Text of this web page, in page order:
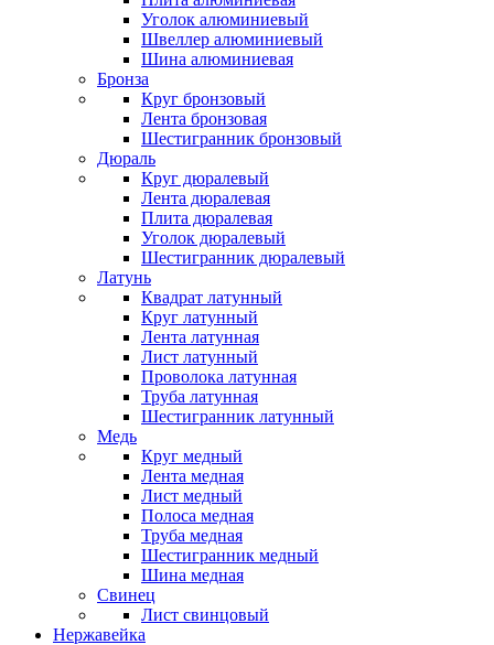
Уголок алюминиевый
Швеллер алюминиевый
Шина алюминиевая
Бронза
Круг бронзовый
Лента бронзовая
Шестигранник бронзовый
Дюраль
Круг дюралевый
Лента дюралевая
Плита дюралевая
Уголок дюралевый
Шестигранник дюралевый
Латунь
Квадрат латунный
Круг латунный
Лента латунная
Лист латунный
Проволока латунная
Труба латунная
Шестигранник латунный
Медь
Круг медный
Лента медная
Лист медный
Полоса медная
Труба медная
Шестигранник медный
Шина медная
Свинец
Лист свинцовый
Нержавейка